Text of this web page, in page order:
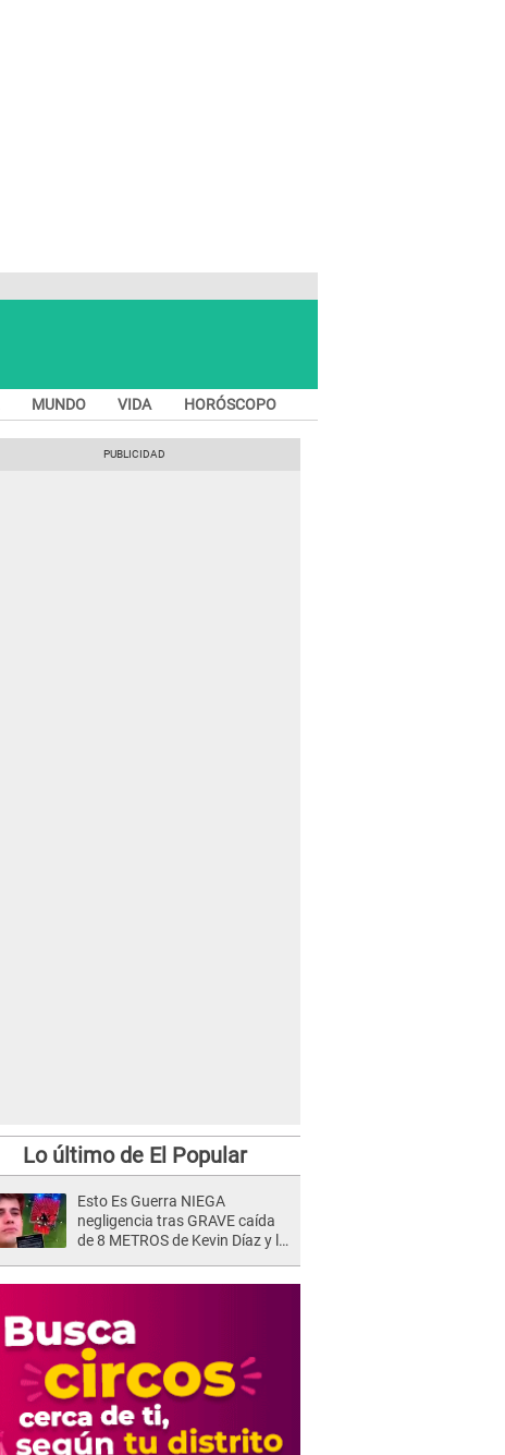
MUNDO VIDA HORÓSCOPO
Lo último de El Popular
Esto Es Guerra NIEGA
negligencia tras GRAVE caída
de 8 METROS de Kevin Díaz y lo